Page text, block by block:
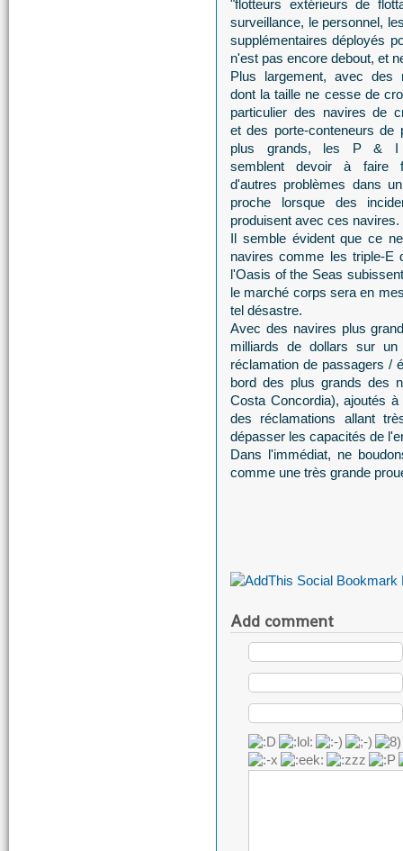
"flotteurs extérieurs de
surveillance, le personnel,
supplémentaires déployés
n'est pas encore debout, et
Plus largement, avec des
dont la taille ne cesse de
particulier des navires de
et des porte-conteneurs de
plus grands, les P & I
semblent devoir à faire
d'autres problèmes dans
proche lorsque des
produisent avec ces navires.
Il semble évident que ce
navires comme les triple-E
l'Oasis of the Seas
le marché corps sera en
tel désastre.
Avec des navires plus
milliards de dollars sur
réclamation de passagers /
bord des plus grands des
Costa Concordia), ajoutés
des réclamations allant
dépasser les capacités de
Dans l'immédiat, ne
comme une très grande
Add comment